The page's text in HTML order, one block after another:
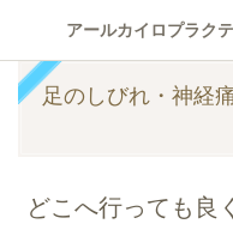
アールカイロプラク
足のしびれ・神経
どこへ行っても良